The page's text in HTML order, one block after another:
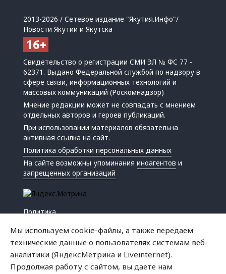
2013-2026 / Сетевое издание "Якутия.Инфо"/
Новости Якутии и Якутска
Свидетельство о регистрации СМИ ЭЛ № ФС 77 -
62371. Выдано Федеральной службой по надзору в
сфере связи, информационных технологий и
массовых коммуникаций (Роскомнадзор)
Мнение редакции может не совпадать с мнением
отдельных авторов и героев публикаций.
При использовании материалов обязательна
активная ссылка на сайт.
Политика обработки персональных данных
На сайте возможны упоминанияиноагентов и
запрещенных организаций
Политика
Мы используем cookie-файлы, а также передаем
технические данные о пользователях системам веб-
аналитики (ЯндексМетрика и Liveinternet).
Продолжая работу с сайтом, вы даете нам